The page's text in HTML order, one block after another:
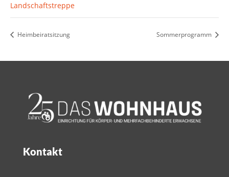
Landschaftstreppe
Heimbeiratsitzung Sommerprogramm
Kontakt